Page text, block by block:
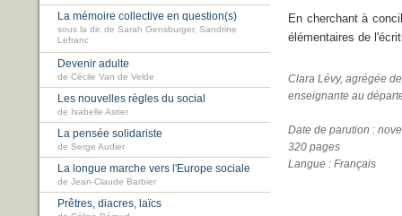
La mémoire collective en question(s)
sous la dir. de Sarah Gensburger, Sandrine
Lefranc
Devenir adulte
de Cécile Van de Velde
Les nouvelles règles du social
de Isabelle Astier
La pensée solidariste
de Serge Audier
La longue marche vers l'Europe sociale
de Jean-Claude Barbier
Prêtres, diacres, laïcs
En cherchant à
élémentaires de
Clara Lévy, agrégée
enseignante au
Date de parution :
320 pages
Langue : Français